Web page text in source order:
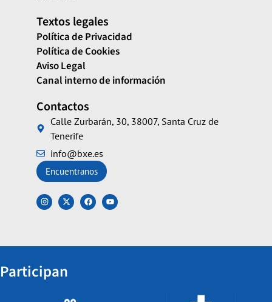
Textos legales
Política de Privacidad
Política de Cookies
Aviso Legal
Canal interno de información
Contactos
Calle Zurbarán, 30, 38007, Santa Cruz de
Tenerife
info@bxe.es
Encuentranos
Participan